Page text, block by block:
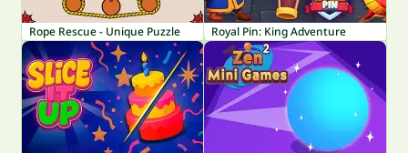
Rope Rescue - Unique Puzzle Royal Pin: King Adventure